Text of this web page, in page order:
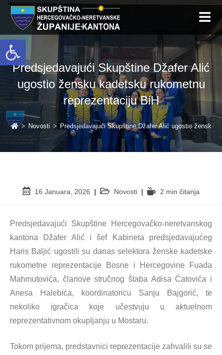
Open toolbar
Predsjedavajući Skupštine Džafer Alić
ugostio žensku kadetsku rukometnu
reprezentaciju BiH
> Novosti > Predsjedavajući Skupštine Džafer Alić ugostio žensku
16 Januara, 2026 Novosti 2 min čitanja
Predsjedavajući Skupštine Hercegovačko-neretvanskog
kantona Džafer Alić i šef Kabineta predsjedavajućeg
Haris Baljić ugostili su danas selektora ženske kadetske
rukometne reprezentacije Bosne i Hercegovine Fuada
Mahmutovića, članove stručnog štaba Adisa Ćatovića i
Anesa Halebića, koordinatoricu Sanju Bajgorić, te
nekoliko igračica koje učestvuju u aktuelnom
reprezentativnom okupljanju u Mostaru.
Tokom prijema, predstavnici reprezentacije zahvalili su se